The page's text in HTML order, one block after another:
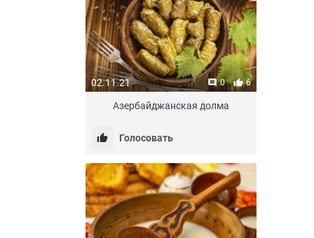
02.11.21 0 6
Азербайджанская долма
Голосовать